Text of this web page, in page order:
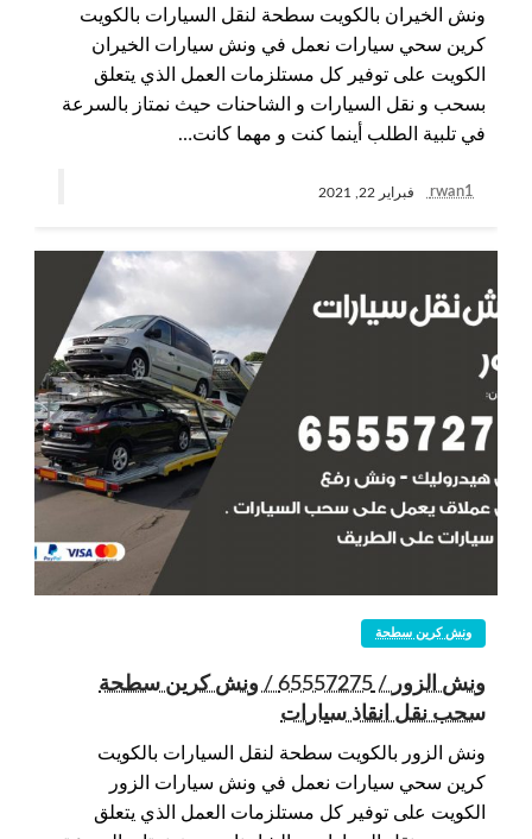
ونش الخيران بالكويت سطحة لنقل السيارات بالكويت
كرين سحي سيارات نعمل في ونش سيارات الخيران
الكويت على توفير كل مستلزمات العمل الذي يتعلق
بسحب و نقل السيارات و الشاحنات حيث نمتاز بالسرعة
في تلبية الطلب أينما كنت و مهما كانت…
rwan1 فبراير 22, 2021
ونش كرين سطحة
ونش الزور / 65557275 / ونش كرين سطحة
سحب نقل انقاذ سيارات
ونش الزور بالكويت سطحة لنقل السيارات بالكويت
كرين سحي سيارات نعمل في ونش سيارات الزور
الكويت على توفير كل مستلزمات العمل الذي يتعلق